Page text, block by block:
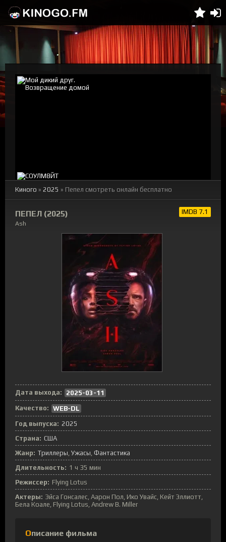
Киного » 2025 » Пепел смотреть онлайн бесплатно
ПЕПЕЛ (2025)
Ash
IMDB 7.1
Дата выхода:
2025-03-11
Качество: WEB-DL
Год выпуска: 2025
Страна: США
Жанр: Триллеры Ужасы Фантастика
Длительность: 1 ч 35 мин
Режиссер: Flying Lotus
Актеры: Эйса Гонсалес, Аарон Пол, Ико Увайс, Кейт Эллиотт,
Бела Коале, Flying Lotus, Andrew B. Miller
Описание фильма